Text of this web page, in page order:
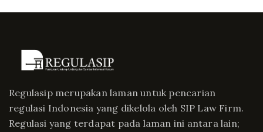
Regulasip merupakan laman untuk pencarian
regulasi Indonesia yang dikelola oleh SIP Law Firm.
Regulasi yang terdapat pada laman ini antara lain;